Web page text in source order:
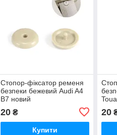
Стопор-фіксатор ременя
безпеки бежевий Audi A4
B7 новий
20₴
Купити
20